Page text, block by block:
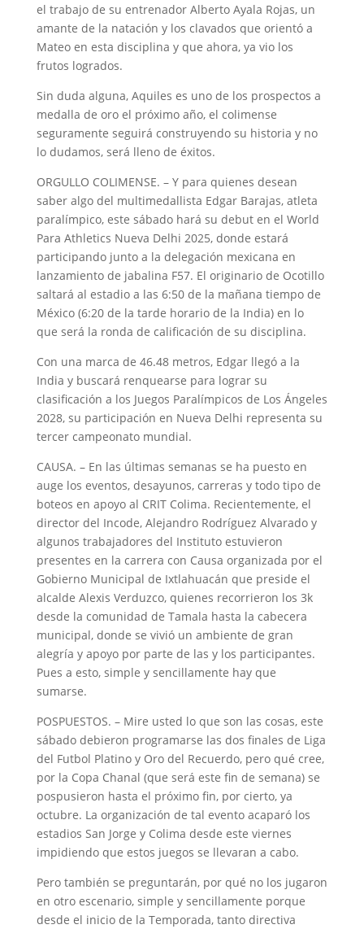
el trabajo de su entrenador Alberto Ayala Rojas, un
amante de la natación y los clavados que orientó a
Mateo en esta disciplina y que ahora, ya vio los
frutos logrados.
Sin duda alguna, Aquiles es uno de los prospectos a
medalla de oro el próximo año, el colimense
seguramente seguirá construyendo su historia y no
lo dudamos, será lleno de éxitos.
ORGULLO COLIMENSE. – Y para quienes desean
saber algo del multimedallista Edgar Barajas, atleta
paralímpico, este sábado hará su debut en el World
Para Athletics Nueva Delhi 2025, donde estará
participando junto a la delegación mexicana en
lanzamiento de jabalina F57. El originario de Ocotillo
saltará al estadio a las 6:50 de la mañana tiempo de
México (6:20 de la tarde horario de la India) en lo
que será la ronda de calificación de su disciplina.
Con una marca de 46.48 metros, Edgar llegó a la
India y buscará renquearse para lograr su
clasificación a los Juegos Paralímpicos de Los Ángeles
2028, su participación en Nueva Delhi representa su
tercer campeonato mundial.
CAUSA. – En las últimas semanas se ha puesto en
auge los eventos, desayunos, carreras y todo tipo de
boteos en apoyo al CRIT Colima. Recientemente, el
director del Incode, Alejandro Rodríguez Alvarado y
algunos trabajadores del Instituto estuvieron
presentes en la carrera con Causa organizada por el
Gobierno Municipal de Ixtlahuacán que preside el
alcalde Alexis Verduzco, quienes recorrieron los 3k
desde la comunidad de Tamala hasta la cabecera
municipal, donde se vivió un ambiente de gran
alegría y apoyo por parte de las y los participantes.
Pues a esto, simple y sencillamente hay que
sumarse.
POSPUESTOS. – Mire usted lo que son las cosas, este
sábado debieron programarse las dos finales de Liga
del Futbol Platino y Oro del Recuerdo, pero qué cree,
por la Copa Chanal (que será este fin de semana) se
pospusieron hasta el próximo fin, por cierto, ya
octubre. La organización de tal evento acaparó los
estadios San Jorge y Colima desde este viernes
impidiendo que estos juegos se llevaran a cabo.
Pero también se preguntarán, por qué no los jugaron
en otro escenario, simple y sencillamente porque
desde el inicio de la Temporada, tanto directiva